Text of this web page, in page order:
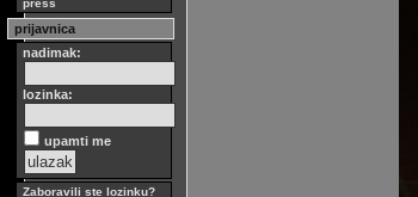
press
prijavnica
nadimak:
lozinka:
upamti me
Zaboravili ste lozinku?